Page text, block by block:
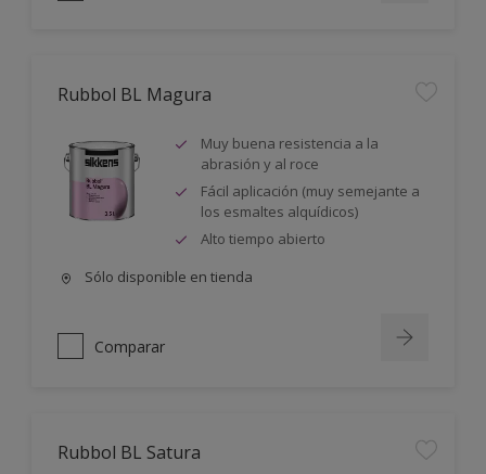
Rubbol BL Magura
Muy buena resistencia a la
abrasión y al roce
Fácil aplicación (muy semejante a
los esmaltes alquídicos)
Alto tiempo abierto
Sólo disponible en tienda
Comparar
Rubbol BL Satura